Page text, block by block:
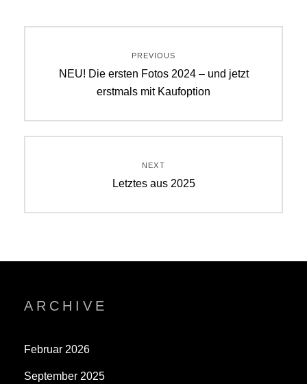
PREVIOUS
Previous
NEU! Die ersten Fotos 2024 – und jetzt
erstmals mit Kaufoption
NEXT
Next
Letztes aus 2025
ARCHIVE
Februar 2026
September 2025